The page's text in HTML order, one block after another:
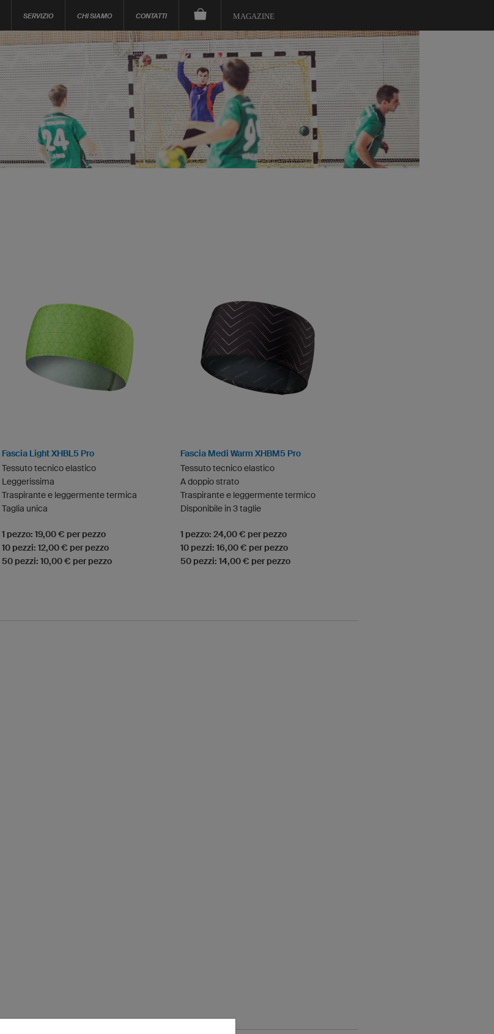
SERVIZIO CHI SIAMO CONTATTI MAGAZINE
Fascia Light XHBL5 Pro
Tessuto tecnico elastico
Leggerissima
Traspirante e leggermente termica
Taglia unica
1 pezzo: 19,00 € per pezzo
10 pezzi: 12,00 € per pezzo
50 pezzi: 10,00 € per pezzo
Fascia Medi Warm XHBM5 Pro
Tessuto tecnico elastico
A doppio strato
Traspirante e leggermente termico
Disponibile in 3 taglie
1 pezzo: 24,00 € per pezzo
10 pezzi: 16,00 € per pezzo
50 pezzi: 14,00 € per pezzo